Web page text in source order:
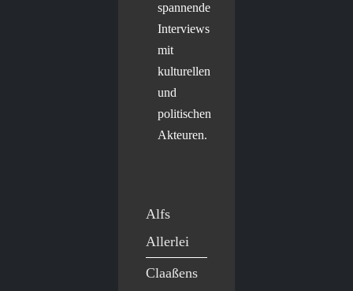
spannende
Interviews
mit
kulturellen
und
politischen
Akteuren.
Alfs
Allerlei
Claaßens